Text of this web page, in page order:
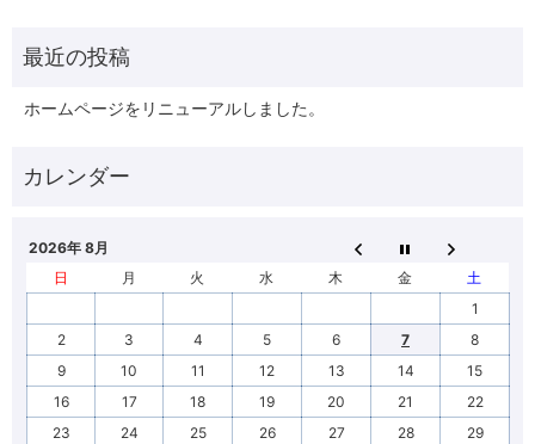
ホームページをリニューアルしました。
2026年 8月
日
月 火 水 木 金
土
1
2
3 4 5 6 7
8
9
10 11 12 13 14
15
16
17 18 19 20 21
22
23
24 25 26 27 28
29